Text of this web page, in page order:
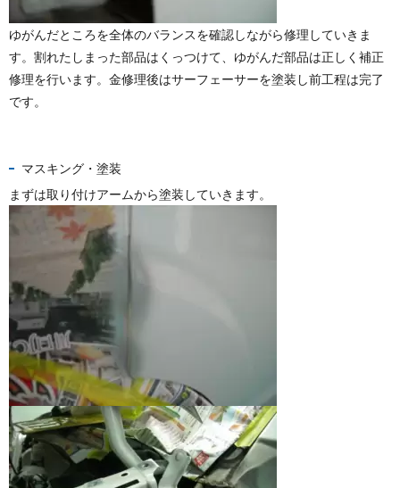
ゆがんだところを全体のバランスを確認しながら修理していきま
す。割れたしまった部品はくっつけて、ゆがんだ部品は正しく補正
修理を行います。金修理後はサーフェーサーを塗装し前工程は完了
です。
マスキング・塗装
まずは取り付けアームから塗装していきます。